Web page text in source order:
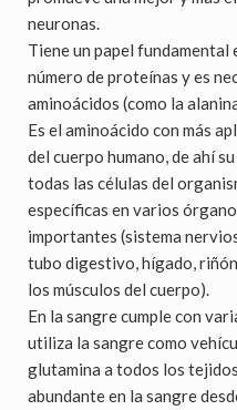
neuronas.
Tiene un papel fundamental
número de proteínas y es
aminoácidos (como la
Es el aminoácido con más
del cuerpo humano, de ahí
todas las células del
específicas en varios
importantes (sistema
tubo digestivo, hígado,
los músculos del cuerpo).
En la sangre cumple con
utiliza la sangre como
glutamina a todos los
abundante en la sangre